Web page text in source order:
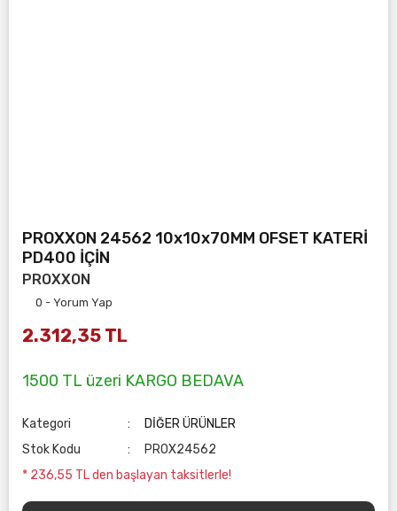
PROXXON 24562 10x10x70MM OFSET KATERİ
PD400 İÇİN
PROXXON
0 - Yorum Yap
2.312,35 TL
1500 TL üzeri KARGO BEDAVA
Kategori
DİĞER ÜRÜNLER
Stok Kodu
PROX24562
* 236,55 TL den başlayan taksitlerle!